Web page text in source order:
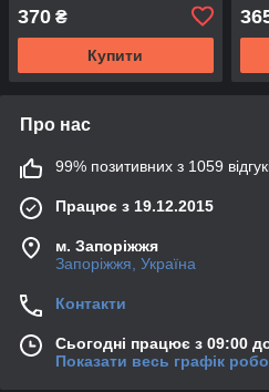
370 ₴
Купити
Про нас
99% позитивних з 1059
Працює з 19.12.2015
м. Запоріжжя
Запоріжжя, Україна
Контакти
Сьогодні працює з 09:00
Показати весь графік